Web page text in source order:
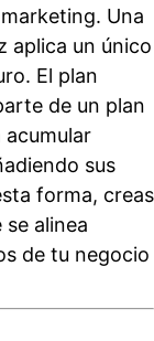
Una
aplica un único
El plan
de un plan
sus
forma, creas
alinea
de tu negocio